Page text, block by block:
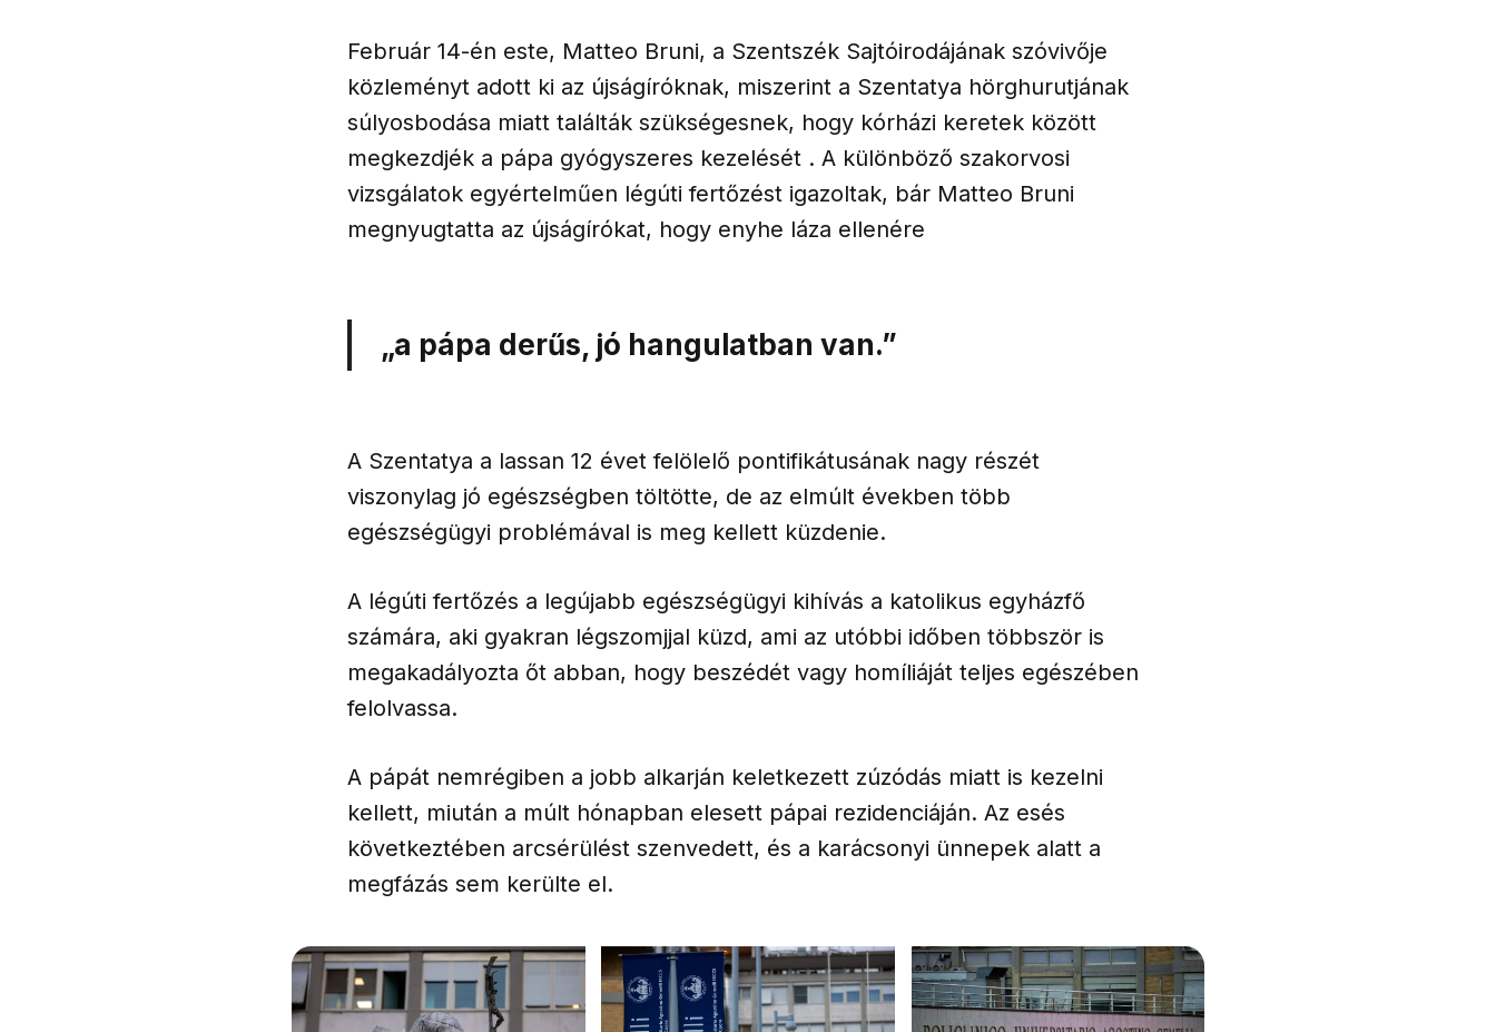
Február 14-én este, Matteo Bruni, a Szentszék Sajtóirodájának szóvivője
közleményt adott ki az újságíróknak, miszerint a Szentatya hörghurutjának
súlyosbodása miatt találták szükségesnek, hogy kórházi keretek között
megkezdjék a pápa gyógyszeres kezelését . A különböző szakorvosi
vizsgálatok egyértelműen légúti fertőzést igazoltak, bár Matteo Bruni
megnyugtatta az újságírókat, hogy enyhe láza ellenére
„a pápa derűs, jó hangulatban van.”
A Szentatya a lassan 12 évet felölelő pontifikátusának nagy részét
viszonylag jó egészségben töltötte, de az elmúlt években több
egészségügyi problémával is meg kellett küzdenie.
A légúti fertőzés a legújabb egészségügyi kihívás a katolikus egyházfő
számára, aki gyakran légszomjjal küzd, ami az utóbbi időben többször is
megakadályozta őt abban, hogy beszédét vagy homíliáját teljes egészében
felolvassa.
A pápát nemrégiben a jobb alkarján keletkezett zúzódás miatt is kezelni
kellett, miután a múlt hónapban elesett pápai rezidenciáján. Az esés
következtében arcsérülést szenvedett, és a karácsonyi ünnepek alatt a
megfázás sem kerülte el.